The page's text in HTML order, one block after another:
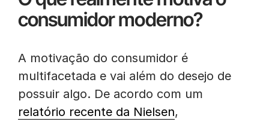
consumidor moderno?
A motivação do consumidor é
multifacetada e vai além do desejo de
possuir algo. De acordo com um
relatório recente da Nielsen,